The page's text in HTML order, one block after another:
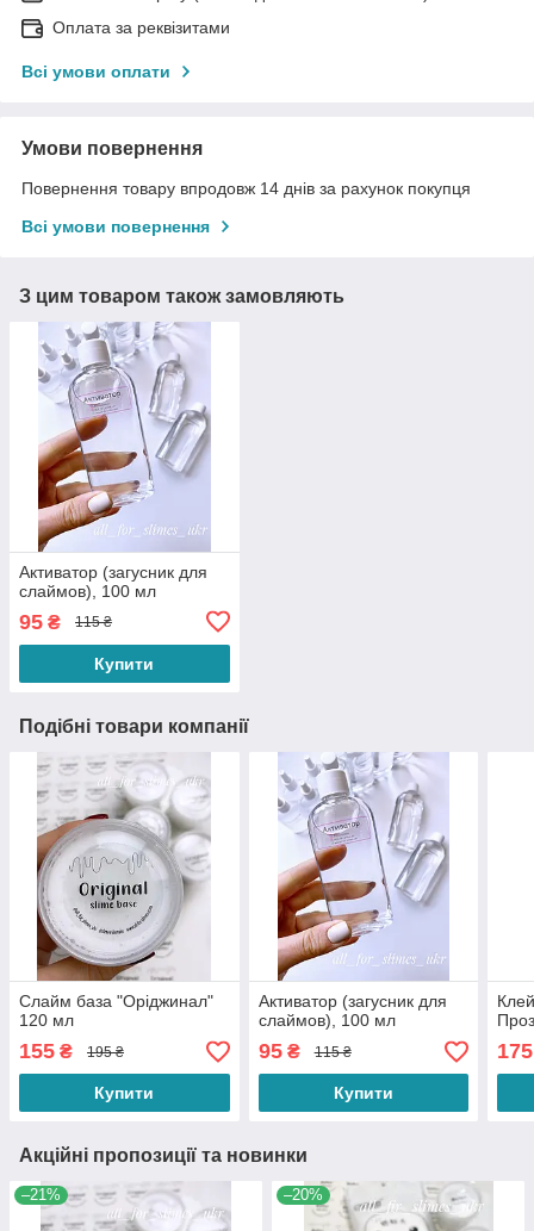
Оплата за реквізитами
Всі умови оплати
Умови повернення
Повернення товару впродовж 14 днів за рахунок покупця
Всі умови повернення
З цим товаром також замовляють
Активатор (загусник для
слаймов), 100 мл
95 ₴ 115 ₴
Купити
Подібні товари компанії
Слайм база "Оріджинал"
120 мл
155 ₴ 195 ₴
Купити
Активатор (загусник для
слаймов), 100 мл
95₴ 115 ₴
Купити
175
Акційні пропозиції та новинки
–21% –20%